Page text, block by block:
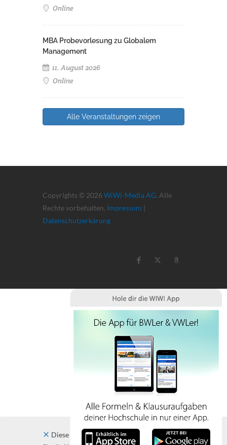
Online
MBA Probevorlesung zu Globalem
Management
11. August 2026
Online
Alle Veranstaltungen zeigen
Copyrights © 2026 WiWi-Media AG. Alle
Rechte vorbehalten. Impressum |
Datenschutzerkärung
Diese Website verwendet Cookies. Indem